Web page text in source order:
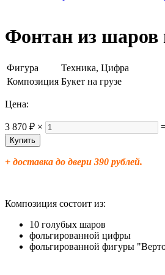
Фонтан из шаров
Фигура
Техника, Цифра
Композиция Букет на грузе
Цена:
3 870 ₽ ×
+ доставка до двери 390 рублей.
Композиция состоит из:
10 голубых шаров
фольгированной цифры
фольгированной фигуры